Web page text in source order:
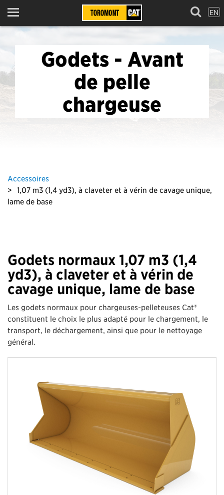
Menu EN
Godets - Avant
de pelle
chargeuse
Accessoires
1,07 m3 (1,4 yd3), à claveter et à vérin de cavage unique,
lame de base
Godets normaux 1,07 m3 (1,4
yd3), à claveter et à vérin de
cavage unique, lame de base
Les godets normaux pour chargeuses-pelleteuses Cat®
constituent le choix le plus adapté pour le chargement, le
transport, le déchargement, ainsi que pour le nettoyage
général.